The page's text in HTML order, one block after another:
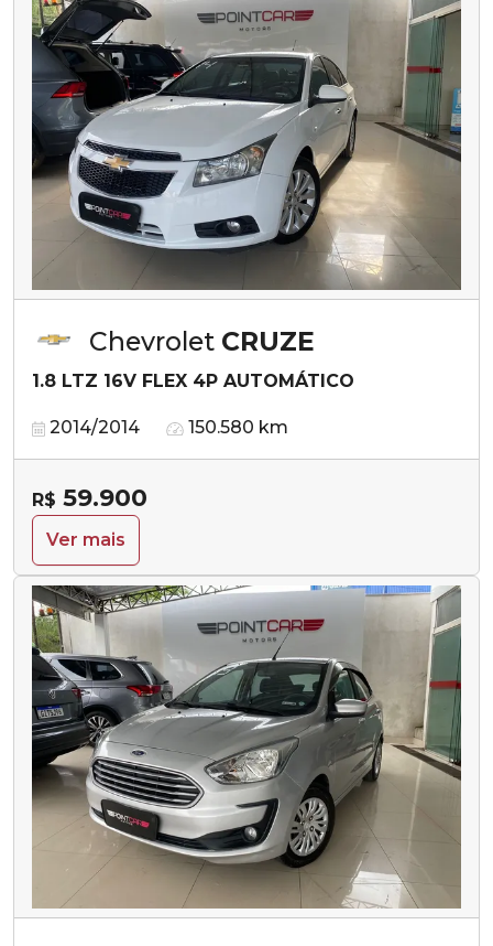
Chevrolet CRUZE
1.8 LTZ 16V FLEX 4P AUTOMÁTICO
2014/2014 150.580 km
R$ 59.900
Ver mais